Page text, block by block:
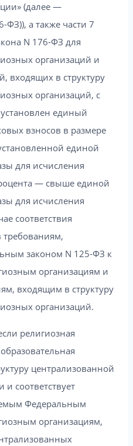
(далее —
а также части 7
N 176-ФЗ для
организаций и
входящих в структуру
организаций, с
единый
взносов в размере
единой
для исчисления
— свыше единой
для исчисления
соответствия
законом N 125-ФЗ к
организациям и
входящим в структуру
организаций.
религиозная
централизованной
соответствует
Федеральным
организациям,